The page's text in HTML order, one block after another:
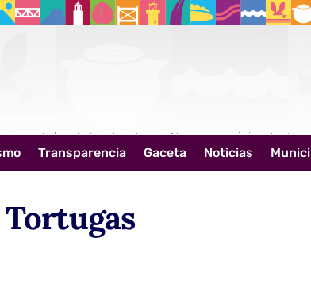
Transparencia Gaceta Noticias